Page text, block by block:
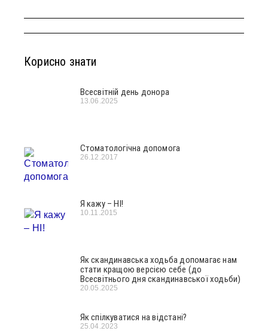
Корисно знати
Всесвітній день донора
13.06.2025
Стоматологічна допомога
26.12.2017
Я кажу – НІ!
10.11.2015
Як скандинавська ходьба допомагає нам
стати кращою версією себе (до
Всесвітнього дня скандинавської ходьби)
20.05.2025
Як спілкуватися на відстані?
25.04.2023